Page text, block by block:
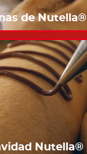
de Nutella®
Nutella®